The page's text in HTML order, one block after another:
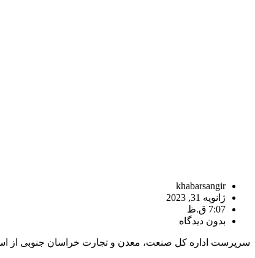
khabarsangir
ژانویه 31, 2023
7:07 ق.ظ
بدون دیدگاه
سرپرست اداره کل صنعت، معدن و تجارت خراسان جنوبی از استخراج ۲۸۱ هزار و ۴۷۷ تن سنگ تزئینی ساختمان از معادن استان خبر داد و گفت: مقصد صادراتی این سنگ‌ها